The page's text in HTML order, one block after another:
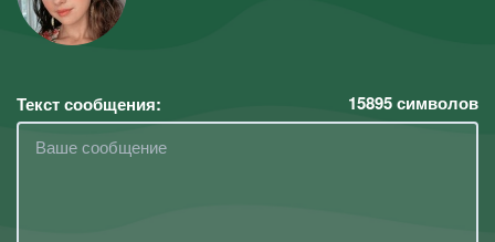
Текст сообщения: 15895символов